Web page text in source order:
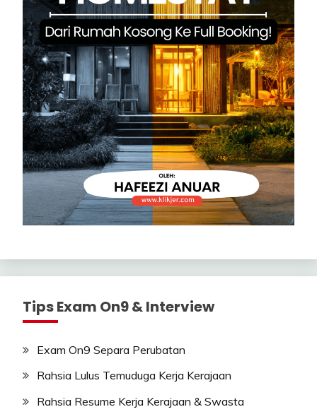
Tips Exam On9 & Interview
Exam On9 Separa Perubatan
Rahsia Lulus Temuduga Kerja Kerajaan
Rahsia Resume Kerja Kerajaan & Swasta